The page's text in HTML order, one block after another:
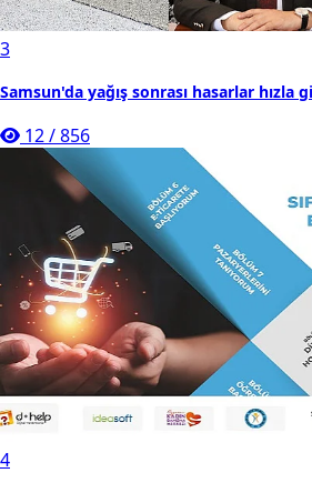
3
Samsun'da yağış sonrası hasarlar hızla
12/856
4